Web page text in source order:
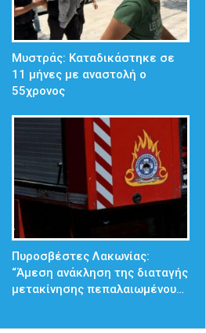
Μυστράς: Καταδικάστηκε σε
11 μήνες με αναστολή ο
55χρονος
Πυροσβέστες Λακωνίας:
“Άμεση ανάκληση της διαταγής
μετακίνησης πεπαλαιωμένου…